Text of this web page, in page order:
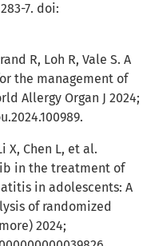
7. doi:
R, Loh R, Vale S. A
the management of
Allergy Organ J 2024;
X, Chen L, et al.
in the treatment of
in adolescents: A
of randomized
2024;